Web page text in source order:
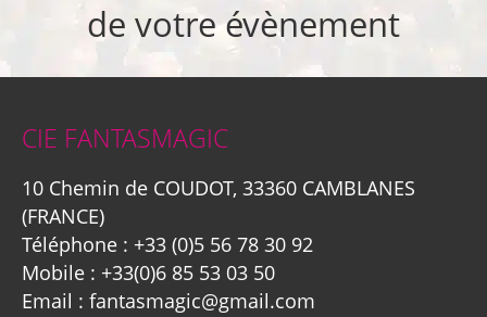
de votre évènement
CIE FANTASMAGIC
10 Chemin de COUDOT, 33360 CAMBLANES
(FRANCE)
Téléphone : +33 (0)5 56 78 30 92
Mobile : +33(0)6 85 53 03 50
Email : fantasmagic@gmail.com